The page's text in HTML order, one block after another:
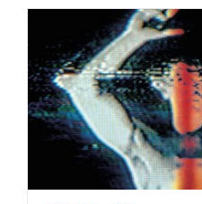
一位 SoundC閱讀全文
The Door？DJ Mix 作品